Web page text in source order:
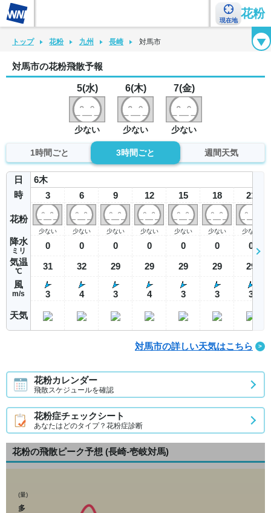
現在地
花粉
花粉カレンダー 花粉図鑑 花粉症チェックシート 花粉症ハンドブック
トップ 花粉 九州 長崎 対馬市
対馬市の花粉飛散予報
5(水)
少ない
6(木)
少ない
7(金)
少ない
1時間ごと 3時間ごと 週間天気
日
時
花粉
降水
ミリ
気温
℃
風
m/s
天気
6木
3
少ない
0
31
3
6
少ない
0
32
4
9
少ない
0
29
3
12
少ない
0
29
4
15
少ない
0
29
3
18
少ない
0
29
3
21
少ない
0
29
3
対馬市の詳しい天気はこちら
花粉カレンダー
飛散スケジュールを確認
花粉症チェックシート
あなたはどのタイプ？花粉症診断
花粉の飛散ピーク予想 (長崎-壱岐対馬)
(量)
多